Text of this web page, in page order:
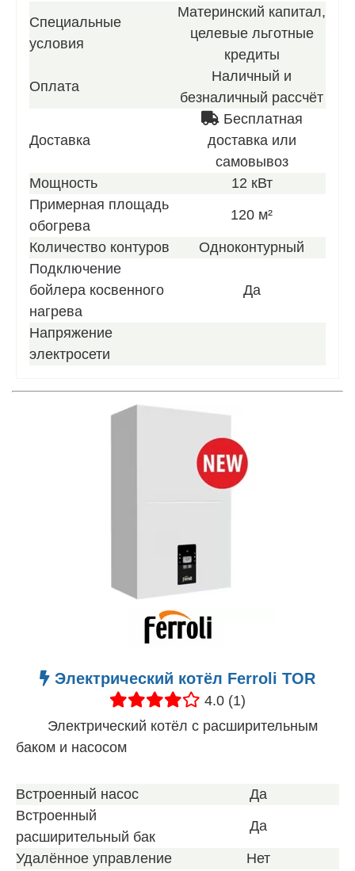
нашего
лучшего
Специальные
условия
Материнский капитал,
целевые льготные
кредиты
Оплата
Наличный и
безналичный рассчёт
Доставка
Бесплатная
доставка или
самовывоз
Мощность
12 кВт
Примерная площадь
обогрева
120 м²
Количество контуров
Одноконтурный
Подключение
бойлера косвенного
нагрева
Да
Напряжение
электросети
Электрический котёл Ferroli TOR
4.0 (1)
Электрический котёл с расширительным
баком и насосом
Встроенный насос
Да
Встроенный
расширительный бак
Да
Удалённое управление
Нет